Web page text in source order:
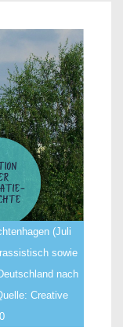
(Juli
sowie
nach
Creative